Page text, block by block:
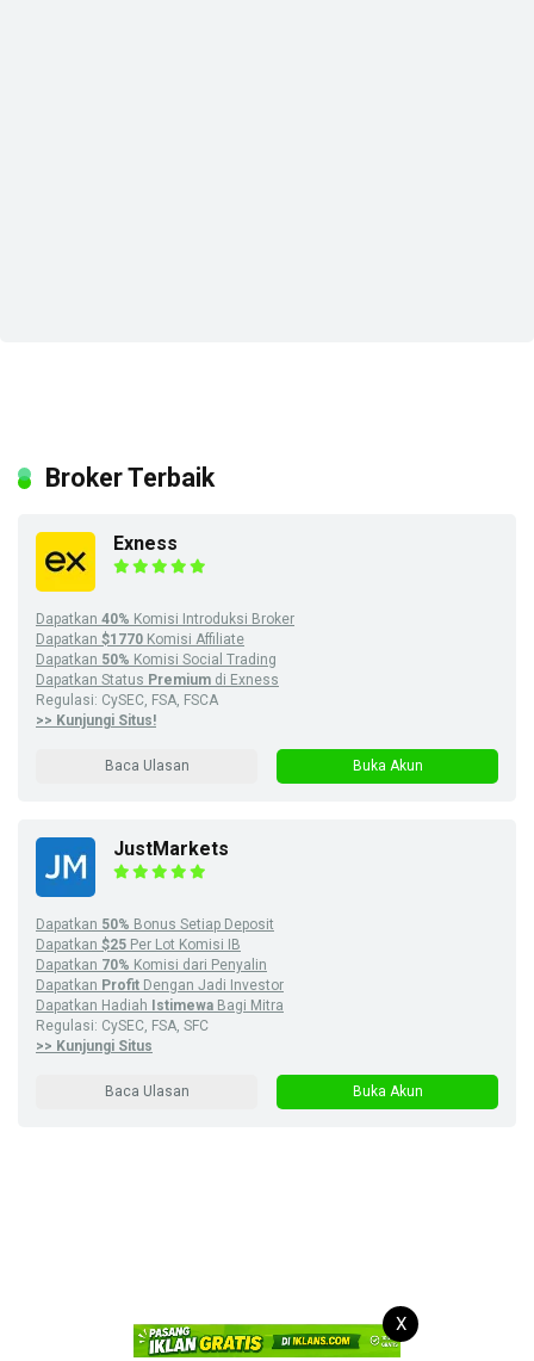
Broker Terbaik
Exness
Dapatkan 40% Komisi Introduksi Broker
Dapatkan $1770 Komisi Affiliate
Dapatkan 50% Komisi Social Trading
Dapatkan Status Premium di Exness
Regulasi: CySEC, FSA, FSCA
>> Kunjungi Situs!
Baca Ulasan Buka Akun
JustMarkets
Dapatkan 50% Bonus Setiap Deposit
Dapatkan $25 Per Lot Komisi IB
Dapatkan 70% Komisi dari Penyalin
Dapatkan Profit Dengan Jadi Investor
Dapatkan Hadiah
Istimewa Bagi Mitra
Regulasi: CySEC, FSA, SFC
>> Kunjungi Situs
Baca Ulasan Buka Akun
X